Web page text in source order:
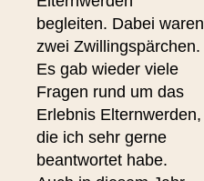
begleiten. Dabei waren
zwei Zwillingspärchen.
Es gab wieder viele
Fragen rund um das
Erlebnis Elternwerden,
die ich sehr gerne
beantwortet habe.